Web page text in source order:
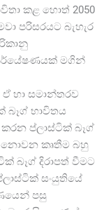
කළ හොත් 2050
පරිසරයට බැහැර
මගින්
හා සමාන්තරව
බෑග් භාවිතය
ප්ලාස්ටික් බෑග්
නොවන කෘතීම බහු
බෑග් දිරාපත් වීමට
සංයුතියේ
පසු